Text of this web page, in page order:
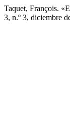
Taquet, François.
3, n.º 3, diciembre